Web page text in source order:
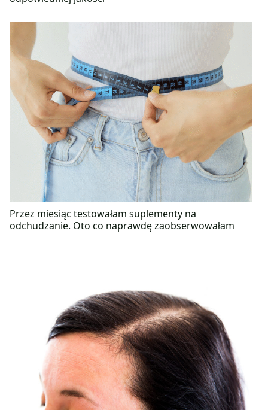
Przez miesiąc testowałam suplementy na
odchudzanie. Oto co naprawdę zaobserwowałam